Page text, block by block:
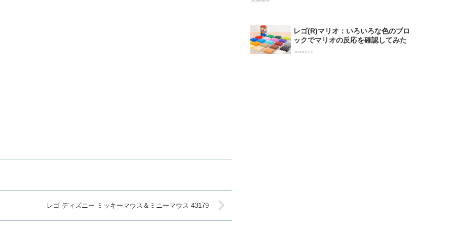
レゴ ディズニー ミッキーマウス＆ミニーマウス 43179
レゴ(R)マリオ：いろいろな色のブロ
ックでマリオの反応を確認してみた
2020/07/12